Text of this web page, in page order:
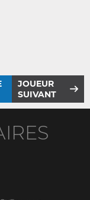
JOUEUR
SUIVANT